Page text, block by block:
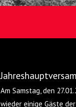
Am Samstag, den
wieder einige Gäste